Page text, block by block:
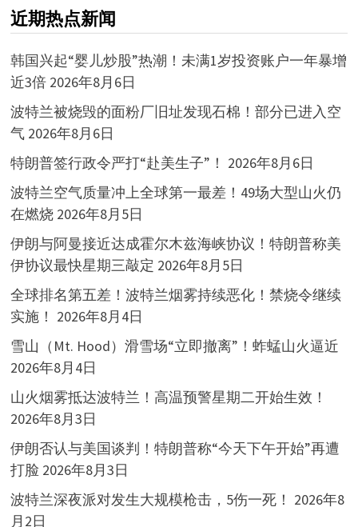
近期热点新闻
韩国兴起“婴儿炒股”热潮！未满1岁投资账户一年暴增
近3倍 2026年8月6日
波特兰被烧毁的面粉厂旧址发现石棉！部分已进入空
气 2026年8月6日
特朗普签行政令严打“赴美生子”！ 2026年8月6日
波特兰空气质量冲上全球第一最差！49场大型山火仍
在燃烧 2026年8月5日
伊朗与阿曼接近达成霍尔木兹海峡协议！特朗普称美
伊协议最快星期三敲定 2026年8月5日
全球排名第五差！波特兰烟雾持续恶化！禁烧令继续
实施！ 2026年8月4日
雪山（Mt. Hood）滑雪场“立即撤离”！蚱蜢山火逼近
2026年8月4日
山火烟雾抵达波特兰！高温预警星期二开始生效！
2026年8月3日
伊朗否认与美国谈判！特朗普称“今天下午开始”再遭
打脸 2026年8月3日
波特兰深夜派对发生大规模枪击，5伤一死！ 2026年8
月2日